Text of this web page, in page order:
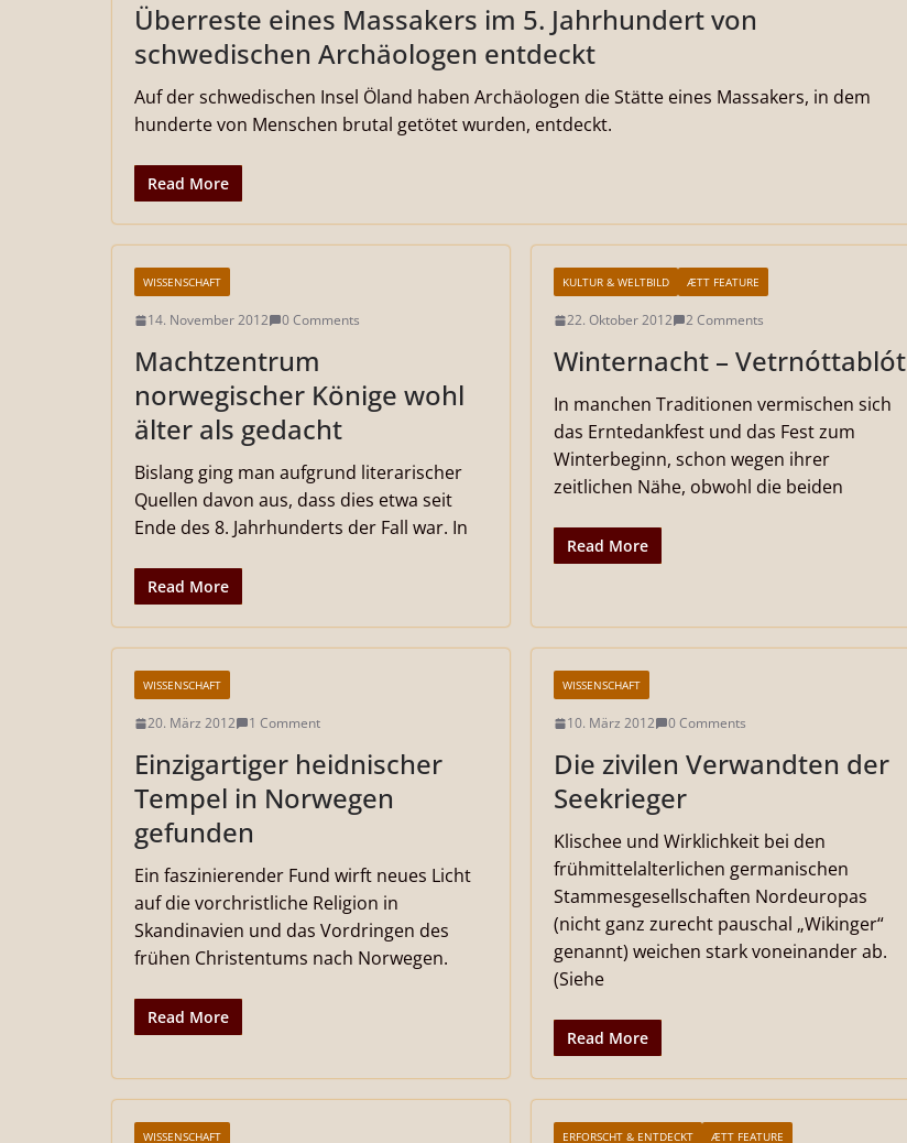
Überreste eines Massakers im 5. Jahrhundert von
schwedischen Archäologen entdeckt
Auf der schwedischen Insel Öland haben Archäologen die Stätte eines Massakers, in dem
hunderte von Menschen brutal getötet wurden, entdeckt.
Read More
WISSENSCHAFT
14. November 2012 0 Comments
Machtzentrum
norwegischer Könige wohl
älter als gedacht
Bislang ging man aufgrund literarischer
Quellen davon aus, dass dies etwa seit
Ende des 8. Jahrhunderts der Fall war. In
Read More
KULTUR & WELTBILD ÆTT FEATURE
22. Oktober 2012 2 Comments
Winternacht – Vetrnóttablót
In manchen Traditionen vermischen sich
das Erntedankfest und das Fest zum
Winterbeginn, schon wegen ihrer
zeitlichen Nähe, obwohl die beiden
Read More
WISSENSCHAFT
20. März 2012 1 Comment
Einzigartiger heidnischer
Tempel in Norwegen
gefunden
Ein faszinierender Fund wirft neues Licht
auf die vorchristliche Religion in
Skandinavien und das Vordringen des
frühen Christentums nach Norwegen.
Read More
WISSENSCHAFT
10. März 2012 0 Comments
Die zivilen Verwandten der
Seekrieger
Klischee und Wirklichkeit bei den
frühmittelalterlichen germanischen
Stammesgesellschaften Nordeuropas
(nicht ganz zurecht pauschal „Wikinger“
genannt) weichen stark voneinander ab.
(Siehe
Read More
WISSENSCHAFT ERFORSCHT & ENTDECKT ÆTT FEATURE